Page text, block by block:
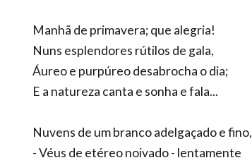
Manhã de primavera; que alegria!
Nuns esplendores rútilos de gala,
Áureo e purpúreo desabrocha o dia;
E a natureza canta e sonha e fala...
Nuvens de um branco adelgaçado e fino,
- Véus de etéreo noivado - lentamente